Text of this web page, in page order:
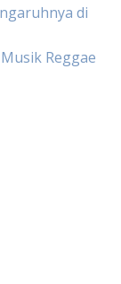
di
Reggae